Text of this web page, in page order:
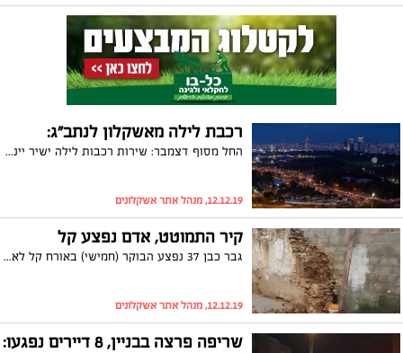
רכבת לילה מאשקלון לנתב"ג:
החל מסוף דצמבר: שירות רכבות לילה ישיר יינתן לראשונה מאשקלון ישירות לנתב" לאורך כל שעות הלילה. שדרוג השירות יאפשר קיצור זמן הנסיעה בכארבעים דקות, לצד נסיעה רציפה ונוחה מיישובי הדרום והשפלה לנתב"ג לאורך כל שעות היממה– ללא החלפת רכבות
12.12.19, מנהל אתר אשקלונים
קיר התמוטט, אדם נפצע קל
גבר כבן 37 נפצע הבוקר (חמישי) באורח קל לאחר שקיר אבנים התמוטט עליו
12.12.19, מנהל אתר אשקלונים
שריפה פרצה בבניין, 8 דיירים נפגעו: